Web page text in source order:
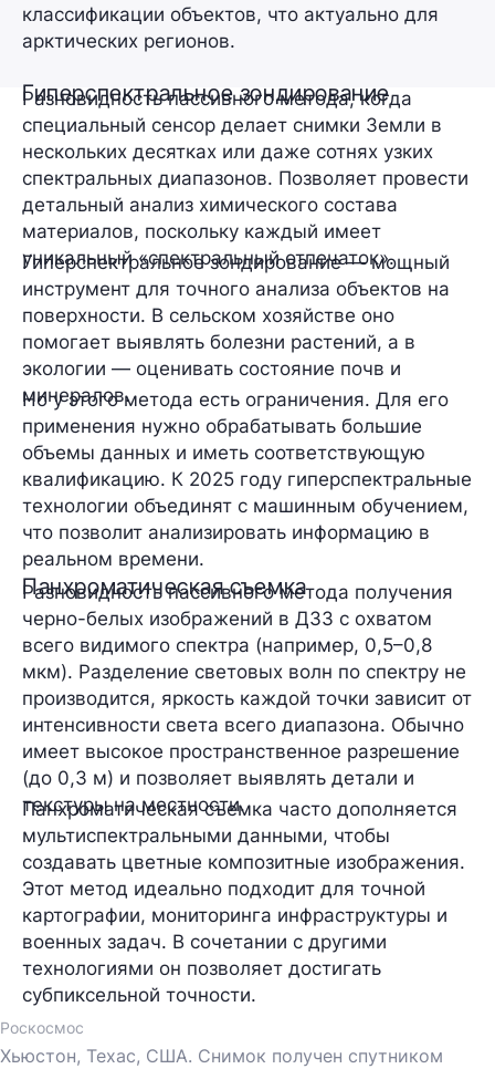
классификации объектов, что актуально для
арктических регионов.
Гиперспектральное зондирование
Разновидность пассивного метода, когда
специальный сенсор делает снимки Земли в
нескольких десятках или даже сотнях узких
спектральных диапазонов. Позволяет провести
детальный анализ химического состава
материалов, поскольку каждый имеет
уникальный «спектральный отпечаток».
Гиперспектральное зондирование — мощный
инструмент для точного анализа объектов на
поверхности. В сельском хозяйстве оно
помогает выявлять болезни растений, а в
экологии — оценивать состояние почв и
минералов.
Но у этого метода есть ограничения. Для его
применения нужно обрабатывать большие
объемы данных и иметь соответствующую
квалификацию. К 2025 году гиперспектральные
технологии объединят с машинным обучением,
что позволит анализировать информацию в
реальном времени.
Панхроматическая съемка
Разновидность пассивного метода получения
черно-белых изображений в ДЗЗ с охватом
всего видимого спектра (например, 0,5–0,8
мкм). Разделение световых волн по спектру не
производится, яркость каждой точки зависит от
интенсивности света всего диапазона. Обычно
имеет высокое пространственное разрешение
(до 0,3 м) и позволяет выявлять детали и
текстуры на местности.
Панхроматическая съемка часто дополняется
мультиспектральными данными, чтобы
создавать цветные композитные изображения.
Этот метод идеально подходит для точной
картографии, мониторинга инфраструктуры и
военных задач. В сочетании с другими
технологиями он позволяет достигать
субпиксельной точности.
Роскосмос
Хьюстон, Техас, США. Снимок получен спутником